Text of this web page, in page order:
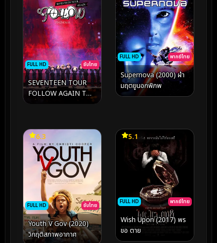
FULL HD ซับไทย
SEVENTEEN TOUR
FOLLOW AGAIN TO
CINEMAS (2024)
FULL HD พากย์ไทย
Supernova (2000) ฝ่า
มฤตยูนอกพิภพ
FULL HD ซับไทย
6.3
Youth V Gov (2020)
วิกฤติสภาพอากาศ
FULL HD พากย์ไทย
5.1
Wish Upon (2017) พร
ขอ ตาย